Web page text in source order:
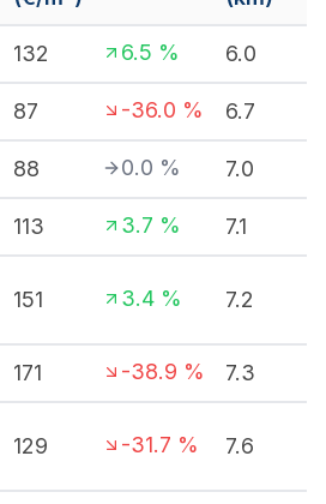
132 6.5 % 6.0
87 -36.0 % 6.7
88 0.0 % 7.0
113 3.7 % 7.1
151 3.4 % 7.2
171 -38.9 % 7.3
129 -31.7 % 7.6